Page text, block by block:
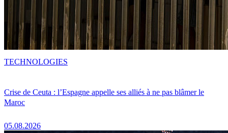
Crise de Ceuta : l’Espagne appelle ses alliés à ne pas blâmer le
Maroc
05.08.2026
TECHNOLOGIES